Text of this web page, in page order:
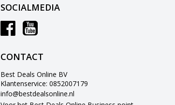
SOCIALMEDIA
CONTACT
Best Deals Online BV
Klantenservice: 0852007179
info@bestdealsonline.nl